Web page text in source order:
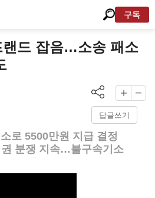
구독
랜드 잡음…소송 패소
답글쓰기
로 5500만원 지급 결정
권 분쟁 지속…불구속기소